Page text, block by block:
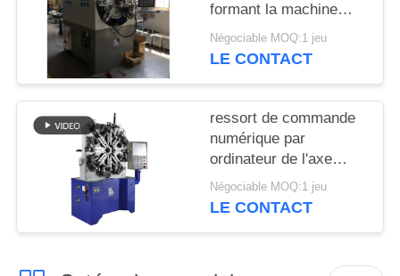
formant la machine
avec haches rotatoires
de fil les 12
Négociable MOQ:1 jeu
LE CONTACT
ressort de commande
numérique par
ordinateur de l'axe
5.5KW 4 ancien/ressort
torsion de tension
Négociable MOQ:1 jeu
LE CONTACT